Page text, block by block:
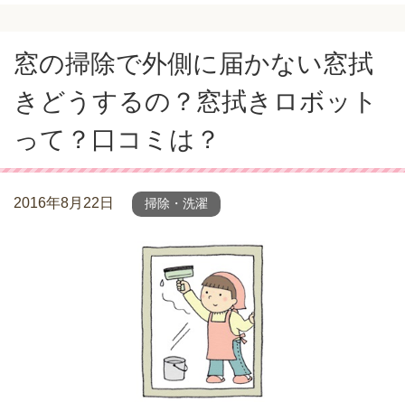
窓の掃除で外側に届かない窓拭
きどうするの？窓拭きロボット
って？口コミは？
2016年8月22日 掃除・洗濯